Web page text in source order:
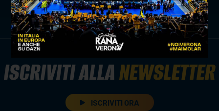
ISCRIVITI ALLANEWSLETTER
ISCRIVITI ORA